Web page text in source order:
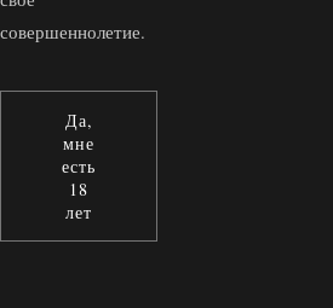
совершеннолетие.
Да,
мне
есть
18
лет